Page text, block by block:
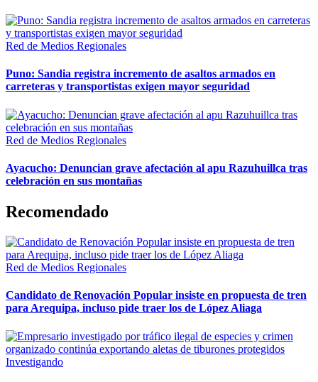
Red de Medios Regionales
Puno: Sandia registra incremento de asaltos armados en
carreteras y transportistas exigen mayor seguridad
Red de Medios Regionales
Ayacucho: Denuncian grave afectación al apu Razuhuillca tras
celebración en sus montañas
Recomendado
Red de Medios Regionales
Candidato de Renovación Popular insiste en propuesta de tren
para Arequipa, incluso pide traer los de López Aliaga
Investigando